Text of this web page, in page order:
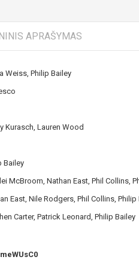
APRAŠYMAS
Weiss, Philip Bailey
Kurasch, Lauren Wood
Bailey
McBroom, Nathan East, Phil Collins,
East, Nile Rodgers, Phil Collins, Philip
Carter, Patrick Leonard, Philip Bailey